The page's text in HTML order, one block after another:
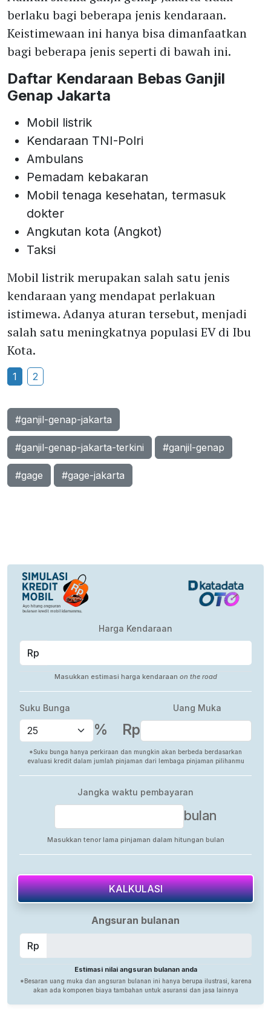
berlaku bagi beberapa jenis kendaraan.
Keistimewaan ini hanya bisa dimanfaatkan
bagi beberapa jenis seperti di bawah ini.
Daftar Kendaraan Bebas Ganjil
Genap Jakarta
Mobil listrik
Kendaraan TNI-Polri
Ambulans
Pemadam kebakaran
Mobil tenaga kesehatan, termasuk
dokter
Angkutan kota (Angkot)
Taksi
Mobil listrik merupakan salah satu jenis
kendaraan yang mendapat perlakuan
istimewa. Adanya aturan tersebut, menjadi
salah satu meningkatnya populasi EV di Ibu
Kota.
1 2
#ganjil-genap-jakarta
#ganjil-genap-jakarta-terkini #ganjil-genap
#gage #gage-jakarta